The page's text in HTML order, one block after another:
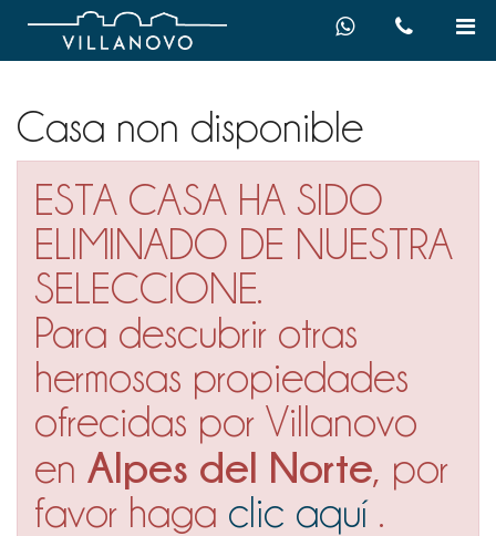
Casa non disponible
ESTA CASA HA SIDO
ELIMINADO DE NUESTRA
SELECCIONE.
Para descubrir otras
hermosas propiedades
ofrecidas por Villanovo
en Alpes del Norte, por
favor haga clic aquí.